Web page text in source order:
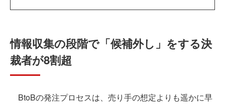
情報収集の段階で「候補外し」をする決
裁者が8割超
BtoBの発注プロセスは、売り手の想定よりも遥かに早